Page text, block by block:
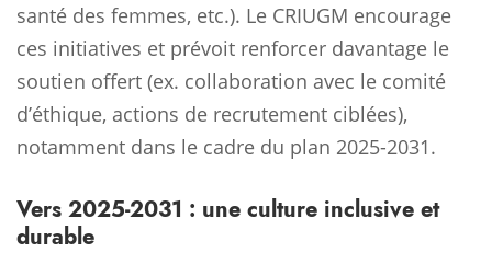
santé des femmes, etc.). Le CRIUGM encourage
ces initiatives et prévoit renforcer davantage le
soutien offert (ex. collaboration avec le comité
d’éthique, actions de recrutement ciblées),
notamment dans le cadre du plan 2025-2031.
Vers 2025-2031 : une culture inclusive et
durable